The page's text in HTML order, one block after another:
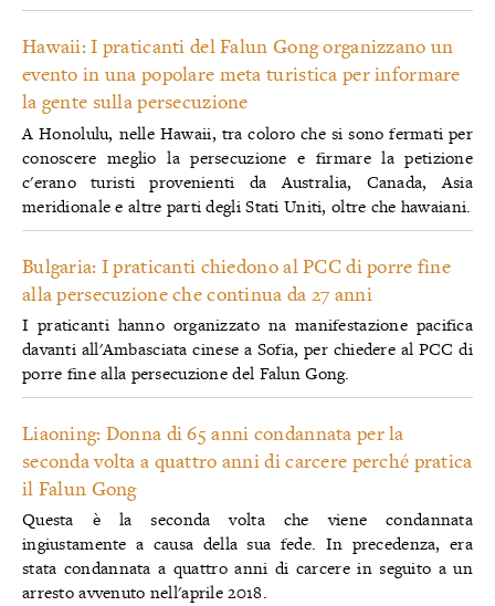
Hawaii: I praticanti del Falun Gong organizzano un
evento in una popolare meta turistica per informare
la gente sulla persecuzione
A Honolulu, nelle Hawaii, tra coloro che si sono fermati per
conoscere meglio la persecuzione e firmare la petizione
c'erano turisti provenienti da Australia, Canada, Asia
meridionale e altre parti degli Stati Uniti, oltre che hawaiani.
Bulgaria: I praticanti chiedono al PCC di porre fine
alla persecuzione che continua da 27 anni
I praticanti hanno organizzato na manifestazione pacifica
davanti all'Ambasciata cinese a Sofia, per chiedere al PCC di
porre fine alla persecuzione del Falun Gong.
Liaoning: Donna di 65 anni condannata per la
seconda volta a quattro anni di carcere perché pratica
il Falun Gong
Questa è la seconda volta che viene condannata
ingiustamente a causa della sua fede. In precedenza, era
stata condannata a quattro anni di carcere in seguito a un
arresto avvenuto nell'aprile 2018.